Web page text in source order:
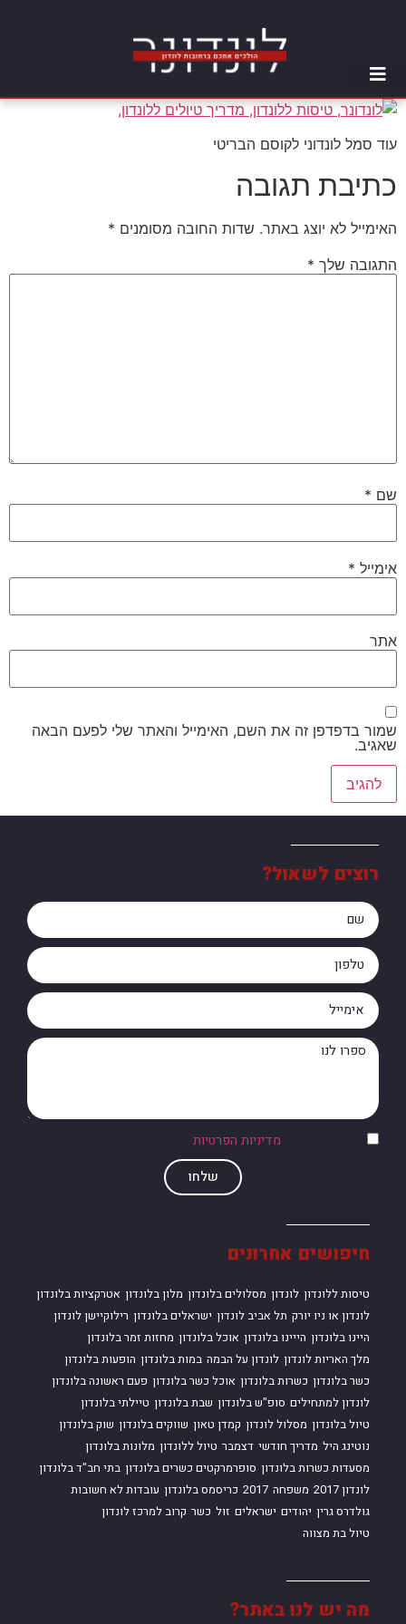
עוד סמל לונדוני לקוסם הבריטי
כתיבת תגובה
האימייל לא יוצג באתר. שדות החובה מסומנים *
התגובה שלך *
שם *
אימייל *
אתר
שמור בדפדפן זה את השם, האימייל והאתר שלי לפעם הבאה
שאגיב.
מה יש לנו באתר?
חיפושים אחרונים
טיסות ללונדון לונדון מסלולים בלונדון מלון בלונדון אטרקציות בלונדון
לונדון או ניו יורק תל אביב לונדון ישראלים בלונדון רילוקיישן לונדון
היינו בלונדון הייינו בלונדון אוכל בלונדון מחזות זמר בלונדון
מלך האריות לונדון לונדון על הבמה במות בלונדון הופעות בלונדון
כשר בלונדון כשרות בלונדון אוכל כשר בלונדון פעם ראשונה בלונדון
לונדון למתחילים סופ"ש בלונדון שבת בלונדון טיילתי בלונדון
טיול בלונדון מסלול לונדון קמדן טאון שווקים בלונדון שוק בלונדון
נוטינג היל מדריך חודשי דצמבר טיול ללונדון מלונות בלונדון
מסעדות כשרות בלונדון סופרמרקטים כשרים בלונדון בתי חב"ד בלונדון
לונדון 2017
משפחה 2017 כריסמס בלונדון עובדות לא חשובות
גולדרס גרין יהודים ישראלים זול כשר קרוב למרכז לונדון
טיול בת מצווה
רוצים לשאול?
מדיניות הפרטיות
שלחו